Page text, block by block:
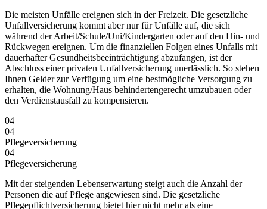
Die meisten Unfälle ereignen sich in der Freizeit. Die gesetzliche
Unfallversicherung kommt aber nur für Unfälle auf, die sich
während der Arbeit/Schule/Uni/Kindergarten oder auf den Hin- und
Rückwegen ereignen. Um die finanziellen Folgen eines Unfalls mit
dauerhafter Gesundheitsbeeinträchtigung abzufangen, ist der
Abschluss einer privaten Unfallversicherung unerlässlich. So stehen
Ihnen Gelder zur Verfügung um eine bestmögliche Versorgung zu
erhalten, die Wohnung/Haus behindertengerecht umzubauen oder
den Verdienstausfall zu kompensieren.
04
04
Pflegeversicherung
04
Pflege­versicherung
Mit der steigenden Lebenserwartung steigt auch die Anzahl der
Personen die auf Pflege angewiesen sind. Die gesetzliche
Pflegepflichtversicherung bietet hier nicht mehr als eine